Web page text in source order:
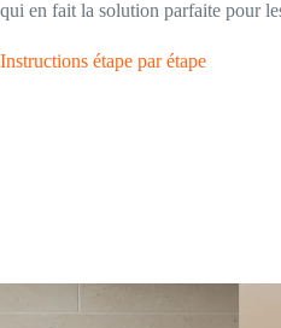
qui en fait la solution parfaite pour
Instructions étape par étape